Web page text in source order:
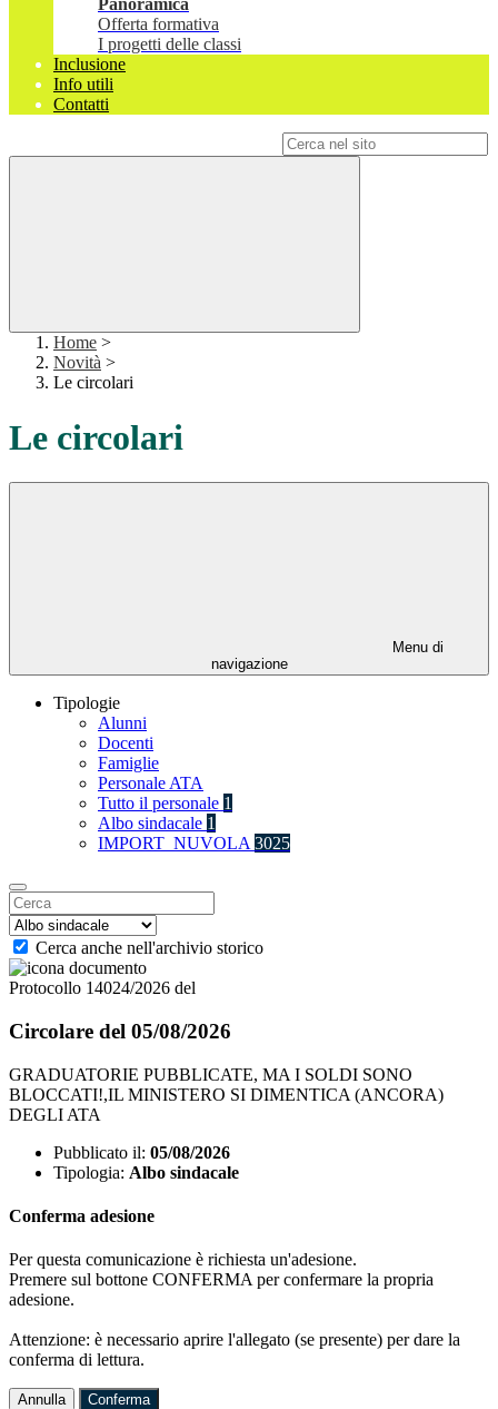
Panoramica
Offerta formativa
I progetti delle classi
Inclusione
Info utili
Contatti
Home >
Novità >
Le circolari
Le circolari
Menu di
navigazione
Tipologie
Alunni
Docenti
Famiglie
Personale ATA
Tutto il personale 1
Albo sindacale 1
IMPORT_NUVOLA 3025
Cerca anche nell'archivio storico
Protocollo 14024/2026 del
Circolare del 05/08/2026
GRADUATORIE PUBBLICATE, MA I SOLDI SONO
BLOCCATI!,IL MINISTERO SI DIMENTICA (ANCORA)
DEGLI ATA
Pubblicato il: 05/08/2026
Tipologia: Albo sindacale
Conferma adesione
Per questa comunicazione è richiesta un'adesione.
Premere sul bottone CONFERMA per confermare la propria
adesione.
Attenzione: è necessario aprire l'allegato (se presente) per dare la
conferma di lettura.
Annulla Conferma